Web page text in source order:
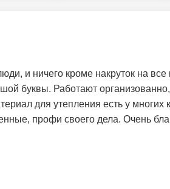
и ничего кроме накруток на все
буквы. Работают
для утепления есть у многих
профи своего дела. Очень